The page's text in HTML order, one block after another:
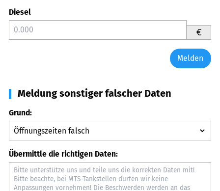
Diesel
€
Melden
Meldung sonstiger falscher Daten
Grund:
Übermittle die richtigen Daten: